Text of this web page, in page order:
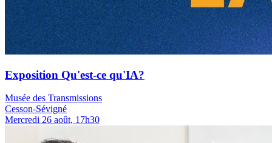
Exposition Qu'est-ce qu'IA?
Musée des Transmissions
Cesson-Sévigné
Mercredi 26 août, 17h30